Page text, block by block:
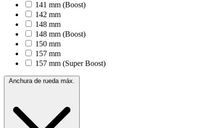
141 mm (Boost)
142 mm
148 mm
148 mm (Boost)
150 mm
157 mm
157 mm (Super Boost)
Anchura de rueda máx.